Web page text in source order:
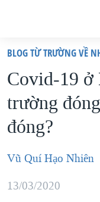
truy
cập
Tới
nội
chính
điều
VIỆT NAM
HOA KỲ
BIỂN ĐÔNG
THẾ GIỚI
DIỄN ĐÀN
BLOG TỪ TRƯỜNG VỀ
Covid-19 ở
trường
đóng?
Vũ Quí Hạo Nhiên
13/03/2020